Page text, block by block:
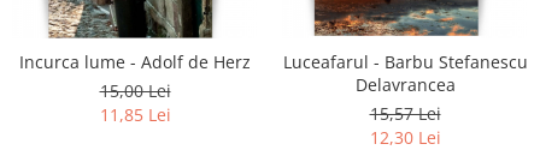
Incurca lume - Adolf de Herz
15,00 Lei
11,85 Lei
Luceafarul - Barbu Stefanescu
Delavrancea
15,57 Lei
12,30 Lei